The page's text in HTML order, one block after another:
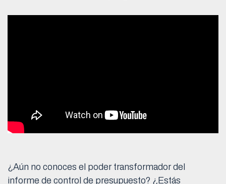
¿Aún no conoces el poder transformador del
informe de control de presupuesto? ¿Estás